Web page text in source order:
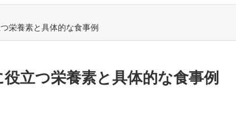
栄養素と具体的な食事例
立つ栄養素と具体的な食事例